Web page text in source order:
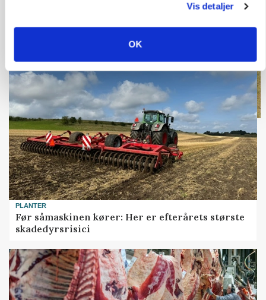
Vis detaljer
OK
Loading...
PLANTER
Før såmaskinen kører: Her er efterårets største
skadedyrsrisici